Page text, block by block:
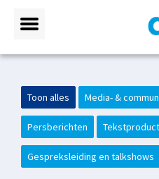
Toon alles Media- &
Persberichten
Gespreksleiding en talkshows